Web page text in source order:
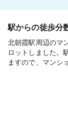
駅からの徒歩分
北朝霞駅周辺のマ
ロットしました。
ますので、マンシ